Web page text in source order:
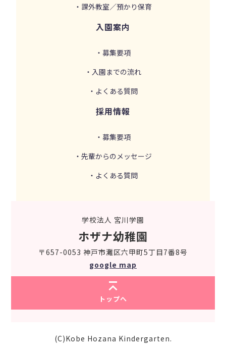
・課外教室／預かり保育
入園案内
・募集要項
・入園までの流れ
・よくある質問
採用情報
・募集要項
・先輩からのメッセージ
・よくある質問
学校法人 宮川学園
ホザナ幼稚園
〒657-0053 神戸市灘区六甲町5丁目7番8号
google map
トップへ
(C)Kobe Hozana Kindergarten.